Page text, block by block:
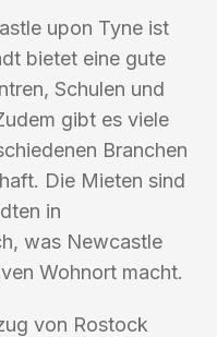
upon Tyne ist
bietet eine gute
Schulen und
gibt es viele
Branchen
Die Mieten sind
in
was Newcastle
Wohnort macht.
von Rostock